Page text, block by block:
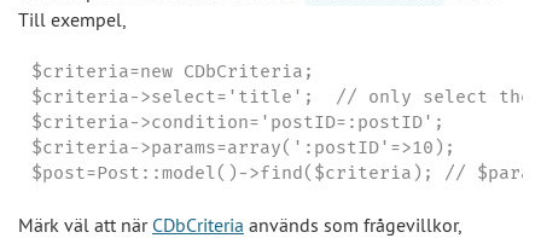
Till exempel,
$criteria=new CDbCriteria;
$criteria->select='title';  // only select the
$criteria->condition='postID=:postID';
$criteria->params=array(':postID'=>10);
$post=Post::model()->find($criteria); //
Märk väl att när CDbCriteria används som frågevillkor,